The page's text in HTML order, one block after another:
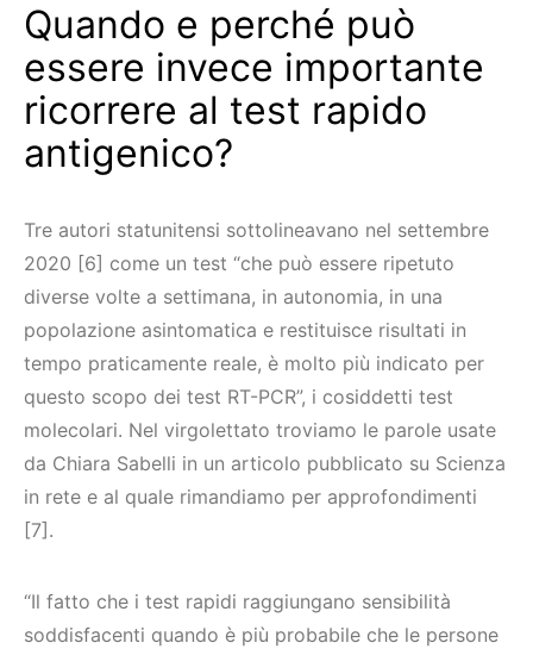
Quando e perché può
essere invece importante
ricorrere al test rapido
antigenico?
Tre autori statunitensi sottolineavano nel settembre
2020 [6] come un test “che può essere ripetuto
diverse volte a settimana, in autonomia, in una
popolazione asintomatica e restituisce risultati in
tempo praticamente reale, è molto più indicato per
questo scopo dei test RT-PCR”, i cosiddetti test
molecolari. Nel virgolettato troviamo le parole usate
da Chiara Sabelli in un articolo pubblicato su Scienza
in rete e al quale rimandiamo per approfondimenti
[7].
“Il fatto che i test rapidi raggiungano sensibilità
soddisfacenti quando è più probabile che le persone